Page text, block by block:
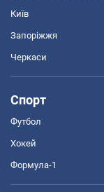
Київ
Запоріжжя
Черкаси
Спорт
Футбол
Хокей
Формула-1